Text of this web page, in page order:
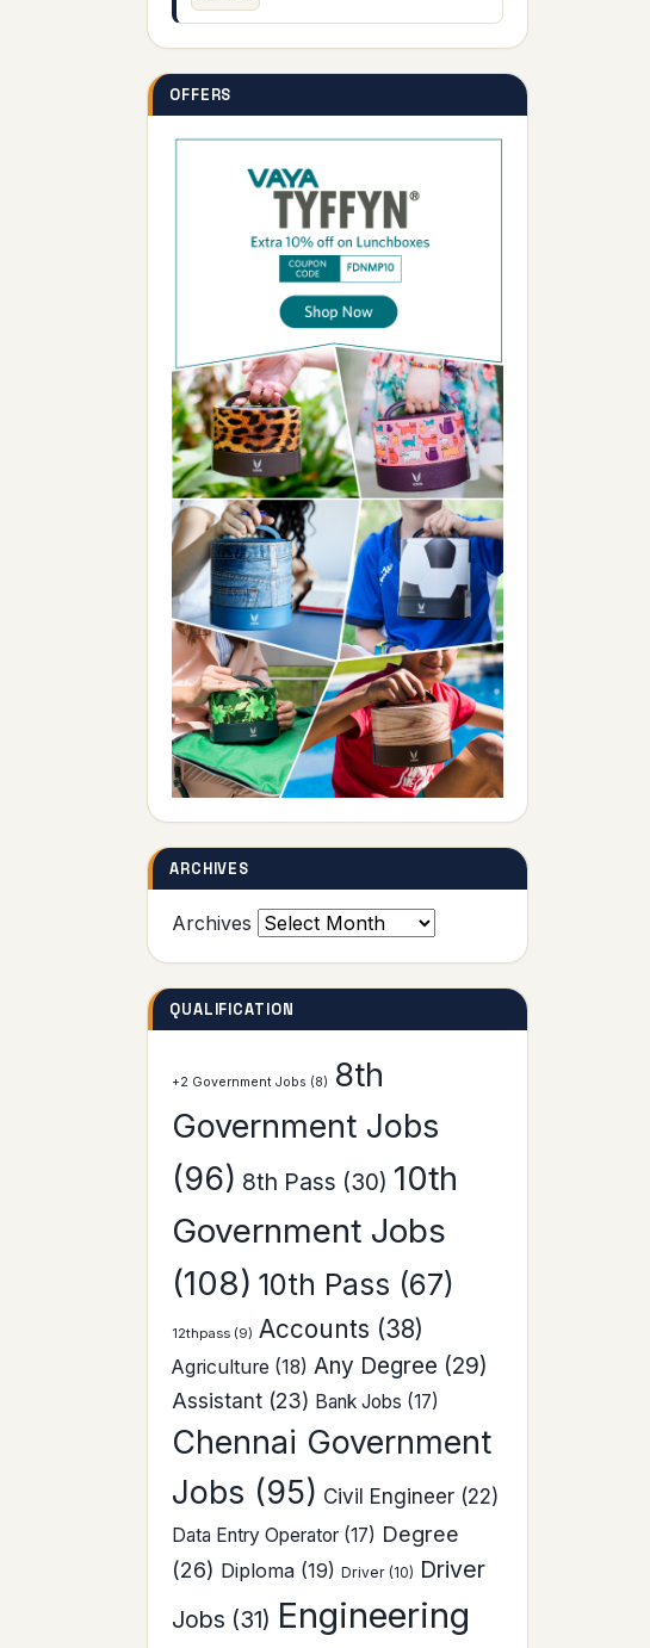
OFFERS
ARCHIVES
Archives
QUALIFICATION
+2 Government Jobs (8)
8th
Government Jobs
(96) 8th Pass (30) 10th
Government Jobs
(108) 10th Pass (67)
12thpass (9) Accounts (38)
Agriculture (18) Any Degree (29)
Assistant (23) Bank Jobs (17)
Chennai Government
Jobs (95) Civil Engineer (22)
Data Entry Operator (17) Degree
(26) Diploma (19) Driver (10) Driver
Jobs (31) Engineering